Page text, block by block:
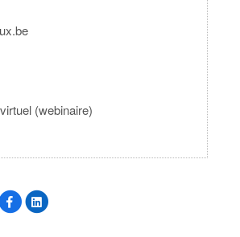
(webinaire)